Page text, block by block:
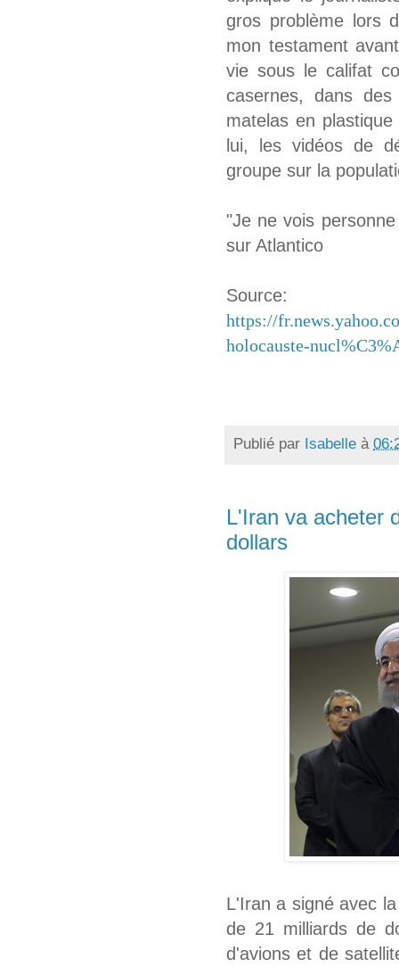
gros problème lors
mon testament
vie sous le califat
casernes, dans
matelas en
lui, les vidéos de
groupe sur la
"Je ne vois
sur Atlantico
Source:
https://
holocauste-
Publié par Isabelle à
L'Iran va acheter
dollars
L'Iran a signé avec
de 21 milliards de
d'avions et de